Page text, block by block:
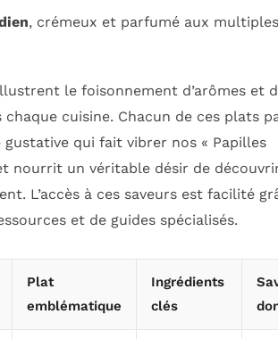
, crémeux et parfumé aux
le foisonnement d’arômes et
chaque cuisine. Chacun de ces plats
gustative qui fait vibrer nos « Papilles
nourrit un véritable désir de
L’accès à ces saveurs est facilité
et de guides spécialisés.
Plat
emblématique
Ingrédients
clés